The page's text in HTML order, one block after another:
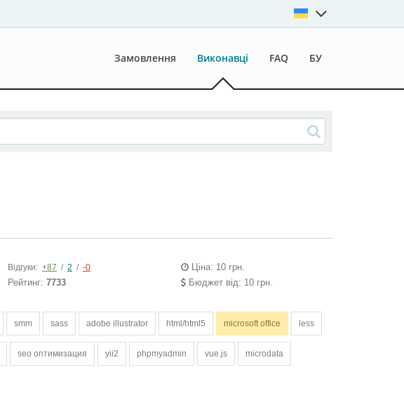
Замовлення Виконавці FAQ БУ
Відгуки: +87 / 2 / -0
Рейтинг: 7733
Ціна: 10 грн.
Бюджет від: 10 грн.
smm sass adobe illustrator html/html5 microsoft office less
seo оптимизация yii2 phpmyadmin vue.js microdata